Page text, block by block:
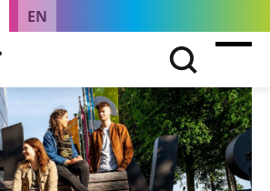
EN